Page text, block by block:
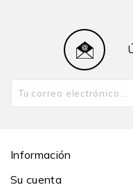
Información
Su cuenta